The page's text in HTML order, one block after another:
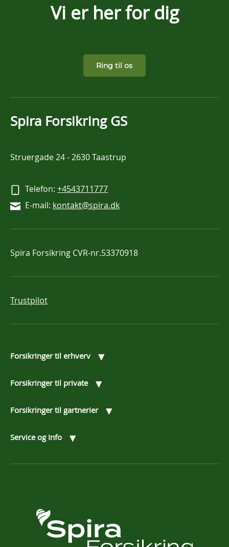
Vi er her for dig
Ring til os
Spira Forsikring GS
Struergade 24-2630 Taastrup
Telefon: +4543711777
E-mail: kontakt@spira.dk
Spira Forsikring CVR-nr.53370918
Trustpilot
Forsikringer til erhverv ▾
Forsikringer til private ▾
Forsikringer til gartnerier ▾
Service og Info ▾